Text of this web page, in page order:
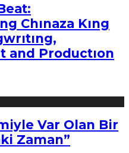
Chınaza Kıng
and Productıon
Var Olan Bir
Zaman”